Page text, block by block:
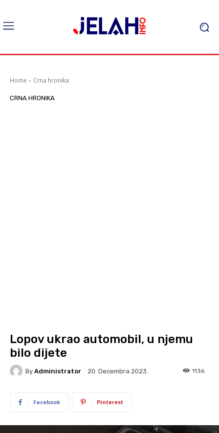
Home Crna hronika
CRNA HRONIKA
Lopov ukrao automobil, u njemu
bilo dijete
By Administrator 20. Decembra 2023. 1136
Facebook Pinterest